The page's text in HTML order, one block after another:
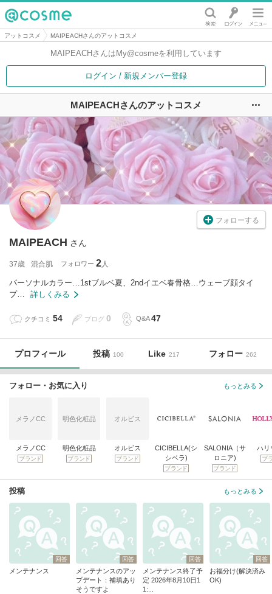
@cosme
アットコスメ MAIPEACHさんのアットコスメ
MAIPEACHさんは My@cosmeを利用しています
ログイン / 新規メンバー登録
MAIPEACHさんのアットコスメ
フォローする
MAIPEACH さん
37歳 混合肌 フォロワー 2
パーソナルカラー…1stブルベ夏、2ndイエベ春骨格…ウェーブ顔タイ
プ…
詳しくみる
クチコミ 54 ブログ 0 Q&A 47
プロフィール 投稿 100 Like 217 フォロー 262
フォロー・お気に入り もっとみる
メラノCC
メラノCC
ブランド
明色化粧品
明色化粧品
ブランド
オルビス
オルビス
ブランド
CICIBELLA(シ
シベラ)
ブランド
SALONIA（サ
ロニア)
ブランド
ハリ
ブ
投稿 もっとみる
回答
メンテナンス
回答
メンテナンスのアッ
プデート：補填あり
そうですよ
回答
メンテナンス終了予
定 2026年8月10日1
1:...
回答
お福分け(解決済み
OK)